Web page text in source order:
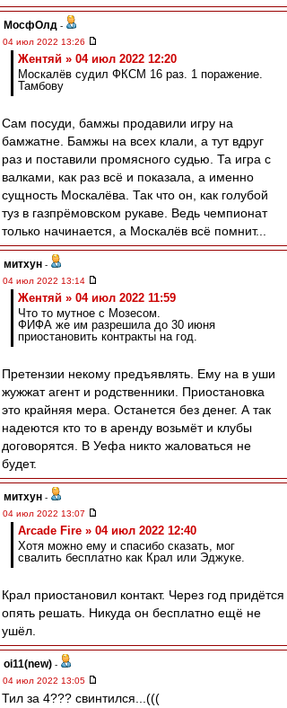
МосфОлд -
04 июл 2022 13:26
Жентяй » 04 июл 2022 12:20
Москалёв судил ФКСМ 16 раз. 1 поражение.
Тамбову
Сам посуди, бамжы продавили игру на
бамжатне. Бамжы на всех клали, а тут вдруг
раз и поставили промясного судью. Та игра с
валками, как раз всё и показала, а именно
сущность Москалёва. Так что он, как голубой
туз в газпрёмовском рукаве. Ведь чемпионат
только начинается, а Москалёв всё помнит...
митхун -
04 июл 2022 13:14
Жентяй » 04 июл 2022 11:59
Что то мутное с Мозесом.
ФИФА же им разрешила до 30 июня
приостановить контракты на год.
Претензии некому предъявлять. Ему на в уши
жужжат агент и родственники. Приостановка
это крайняя мера. Останется без денег. А так
надеются кто то в аренду возьмёт и клубы
договорятся. В Уефа никто жаловаться не
будет.
митхун -
04 июл 2022 13:07
Arcade Fire » 04 июл 2022 12:40
Хотя можно ему и спасибо сказать, мог
свалить бесплатно как Крал или Эджуке.
Крал приостановил контакт. Через год придётся
опять решать. Никуда он бесплатно ещё не
ушёл.
oi11(new) -
04 июл 2022 13:05
Тил за 4??? свинтился...(((